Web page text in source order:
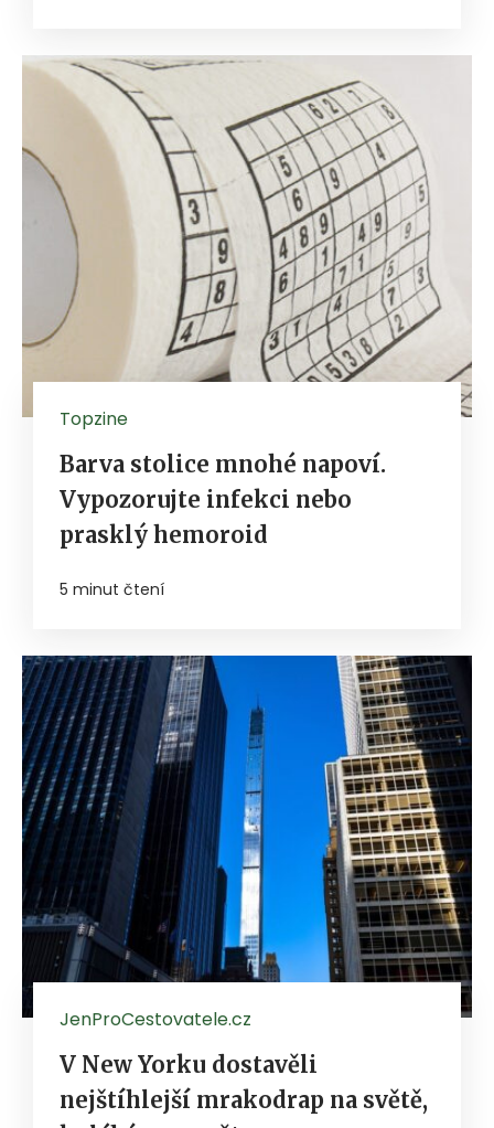
Topzine
Barva stolice mnohé napoví.
Vypozorujte infekci nebo
prasklý hemoroid
5 minut čtení
JenProCestovatele.cz
V New Yorku dostavěli
nejštíhlejší mrakodrap na světě,